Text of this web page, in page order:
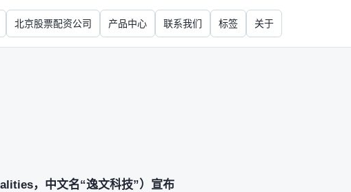
北京股票配资公司 产品中心 联系我们 标签 关于
，中文名“逸文科技”）宣布